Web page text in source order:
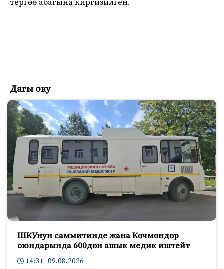
тергөө абагына киргизилген.
Дагы оку
ШКУнун саммитинде жана Көчмөндөр
оюндарында 600дөн ашык медик иштейт
14:31 09.08.2026